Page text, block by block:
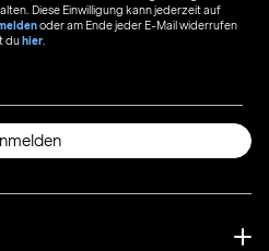
Diese Einwilligung kann jederzeit auf
oder am Ende jeder E-Mail widerrufen
duhier